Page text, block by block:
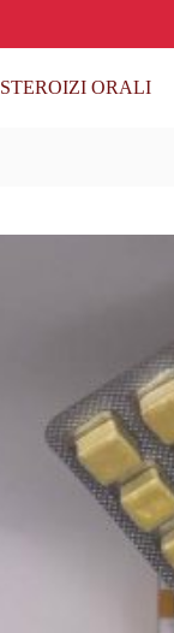
STEROIZI ORALI